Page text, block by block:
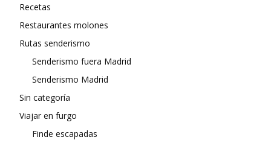
Recetas
Restaurantes molones
Rutas senderismo
Senderismo fuera Madrid
Senderismo Madrid
Sin categoría
Viajar en furgo
Finde escapadas